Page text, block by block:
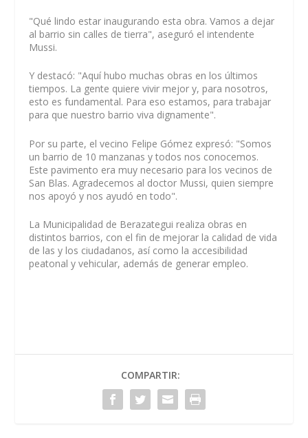
"Qué lindo estar inaugurando esta obra. Vamos a dejar
al barrio sin calles de tierra", aseguró el intendente
Mussi.
Y destacó: "Aquí hubo muchas obras en los últimos
tiempos. La gente quiere vivir mejor y, para nosotros,
esto es fundamental. Para eso estamos, para trabajar
para que nuestro barrio viva dignamente".
Por su parte, el vecino Felipe Gómez expresó: "Somos
un barrio de 10 manzanas y todos nos conocemos.
Este pavimento era muy necesario para los vecinos de
San Blas. Agradecemos al doctor Mussi, quien siempre
nos apoyó y nos ayudó en todo".
La Municipalidad de Berazategui realiza obras en
distintos barrios, con el fin de mejorar la calidad de vida
de las y los ciudadanos, así como la accesibilidad
peatonal y vehicular, además de generar empleo.
COMPARTIR: